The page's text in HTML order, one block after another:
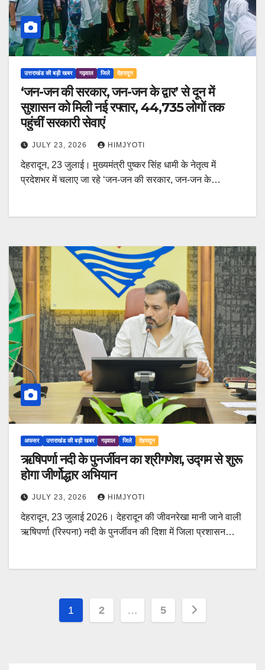
उत्तराखंड की बड़ी खबर गढ़वाल जिले देहरादून
‘जन-जन की सरकार, जन-जन के द्वार’ से दून में
सुशासन को मिली नई रफ्तार, 44,735 लोगों तक
पहुंचीं सरकारी सेवाएं
JULY 23, 2026 HIMJYOTI
देहरादून, 23 जुलाई। मुख्यमंत्री पुष्कर सिंह धामी के नेतृत्व में
प्रदेशभर में चलाए जा रहे ‘जन-जन की सरकार, जन-जन के…
अफसर उत्तराखंड की बड़ी खबर गढ़वाल जिले देहरादून
ऋषिपर्णा नदी के पुनर्जीवन का श्रीगणेश, उद्गम से शुरू
होगा जीर्णोद्धार अभियान
JULY 23, 2026 HIMJYOTI
देहरादून, 23 जुलाई 2026। देहरादून की जीवनरेखा मानी जाने वाली
ऋषिपर्णा (रिस्पना) नदी के पुनर्जीवन की दिशा में जिला प्रशासन…
Posts
1 2 … 5